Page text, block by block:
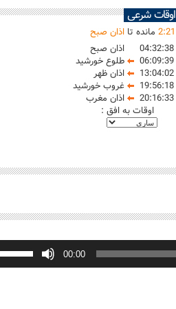
اوقات شرعی
2:21 مانده تا اذان صبح
04:32:38
اذان صبح
06:09:39
طلوع خورشید
13:04:02
اذان ظهر
19:56:18
غروب خورشید
20:16:33
اذان مغرب
اوقات به افق :
00:00